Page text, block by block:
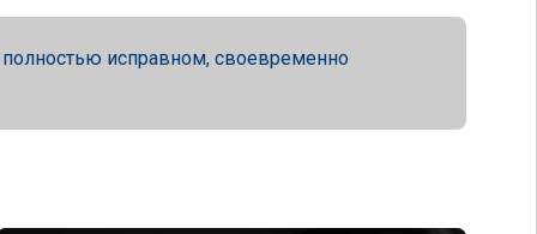
полностью исправном, своевременно